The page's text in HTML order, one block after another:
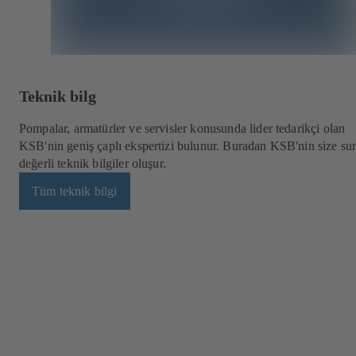
Teknik bilg
Pompalar, armatürler ve servisler konusunda lider tedarikçi olan
KSB'nin geniş çaplı ekspertizi bulunur. Buradan KSB'nin size
değerli teknik bilgiler oluşur.
Tüm teknik bilgi